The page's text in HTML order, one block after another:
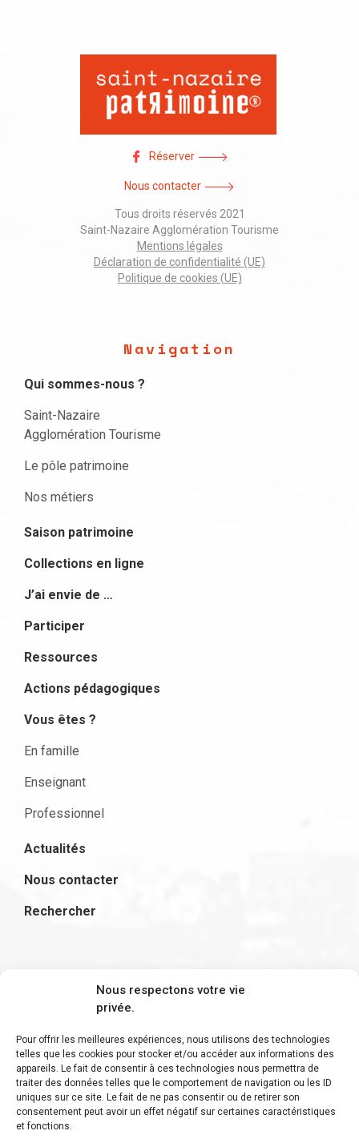
Nous respectons votre vie
privée.
Pour offrir les meilleures expériences, nous utilisons des technologies
telles que les cookies pour stocker et/ou accéder aux informations des
appareils. Le fait de consentir à ces technologies nous permettra de
traiter des données telles que le comportement de navigation ou les ID
uniques sur ce site. Le fait de ne pas consentir ou de retirer son
consentement peut avoir un effet négatif sur certaines caractéristiques
et fonctions.
Réserver
Nous contacter
Tous droits réservés 2021
Saint-Nazaire Agglomération Tourisme
Mentions légales
Déclaration de confidentialité (UE)
Politique de cookies (UE)
Navigation
Qui sommes-nous ?
Saint-Nazaire
Agglomération Tourisme
Le pôle patrimoine
Nos métiers
Saison patrimoine
Collections en ligne
J’ai envie de …
Participer
Ressources
Actions pédagogiques
Vous êtes ?
En famille
Enseignant
Professionnel
Actualités
Nous contacter
Rechercher
S'inscrire à la newsletter
Restez informé des derniers ajouts et des
dernières actualités !